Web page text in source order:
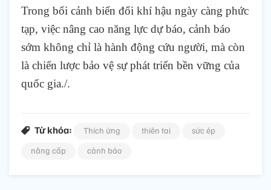
Trong bối cảnh biến đổi khí hậu ngày càng phức
tạp, việc nâng cao năng lực dự báo, cảnh báo
sớm không chỉ là hành động cứu người, mà còn
là chiến lược bảo vệ sự phát triển bền vững của
quốc gia./.
Từ khóa: Thích ứng thiên tai
sức ép
nâng cấp
cảnh báo